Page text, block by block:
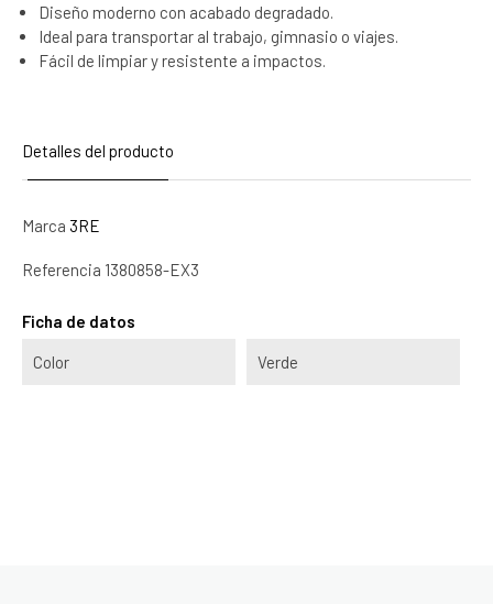
Diseño moderno con acabado degradado.
Ideal para transportar al trabajo, gimnasio o viajes.
Fácil de limpiar y resistente a impactos.
Detalles del producto
Marca 3RE
Referencia 1380858-EX3
Ficha de datos
Color Verde